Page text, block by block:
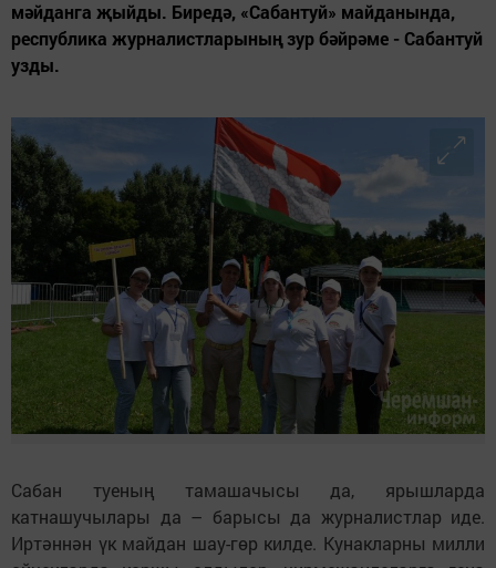
мәйданга җыйды. Биредә, «Сабантуй» майданында,
республика журналистларының зур бәйрәме - Сабантуй
узды.
Сабан туеның тамашачысы да, ярышларда
катнашучылары да – барысы да журналистлар иде.
Иртәннән үк майдан шау-гөр килде. Кунакларны милли